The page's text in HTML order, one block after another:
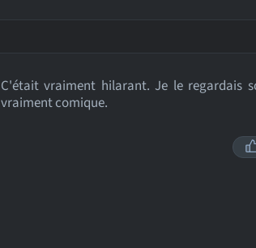
C'était vraiment hilarant. Je le regardais
vraiment comique.